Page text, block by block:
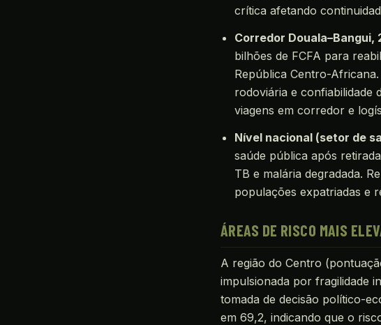
crítica afetando
Corredor Douala–Bangui,
bilhões de FCFA para
República Centro-
rodoviária e confiabilidade
viagens em corredor e
Nível nacional (setor de
saúde pública após
TB e malária degradada.
populações expatriadas e
ÁREAS DE RISCO MAIS
A região do Centro
impulsionada por fragilidade
tomada de decisão político-
em 69,2, indicando que o